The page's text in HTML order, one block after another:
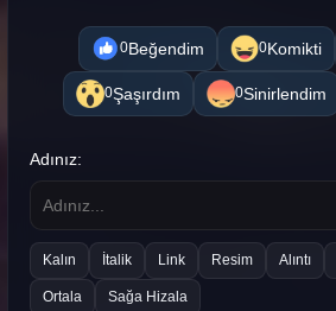
0Beğendim 0Komikti
0Şaşırdım 0Sinirlendim
Adınız:
Kalın İtalik Link Resim Alıntı
Ortala Sağa Hizala